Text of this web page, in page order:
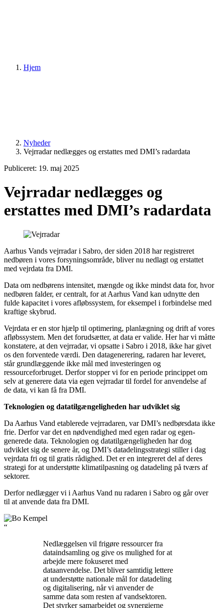
Hjem
Nyheder
Vejrradar nedlægges og erstattes med DMI’s radardata
Publiceret: 19. maj 2025
Vejrradar nedlægges og
erstattes med DMI’s radardata
Aarhus Vands vejrradar i Sabro, der siden 2018 har registreret
nedbøren i vores forsyningsområde, bliver nu nedlagt og erstattet
med vejrdata fra DMI.
Data om nedbørens intensitet, mængde og ikke mindst data for, hvor
nedbøren falder, er centralt, for at Aarhus Vand kan udnytte den
fulde kapacitet i vores afløbssystem, for eksempel i forbindelse med
kraftige skybrud.
Vejrdata er en stor hjælp til optimering, planlægning og drift af vores
afløbssystem. Men det forudsætter, at data er valide. Her har vi måtte
konstatere, at den vejrradar, vi opsatte i Sabro i 2018, ikke har givet
os den forventede værdi. Den datagenerering, radaren har leveret,
står grundlæggende ikke mål med investeringen og
ressourceforbruget. Derfor stopper vi for en periode princippet om
selv at generere data via egen vejrradar til fordel for anvendelse af
de data, vi kan få fra DMI.
Teknologien og datatilgængeligheden har udviklet sig
Da Aarhus Vand etablerede vejrradaren, var DMI’s nedbørsdata ikke
frie. Derfor var det en nødvendighed med egen radar og egen-
generede data. Teknologien og datatilgængeligheden har dog
udviklet sig de senere år, og DMI’s datadelingsstrategi stiller i dag
vejrdata fri og til gratis rådighed. Det er en integreret del af deres
strategi for at understøtte klimatilpasning og datadeling på tværs af
sektorer.
Derfor nedlægger vi i Aarhus Vand nu radaren i Sabro og går over
til at anvende data fra DMI.
“
Nedlæggelsen vil frigøre ressourcer fra
dataindsamling og give os mulighed for at
arbejde mere fokuseret med
dataanvendelse. Det bliver samtidig lettere
at understøtte nationale mål for datadeling
og digitalisering, når vi anvender de
samme data som resten af vandsektoren.
Det styrker samarbejdet og synergierne